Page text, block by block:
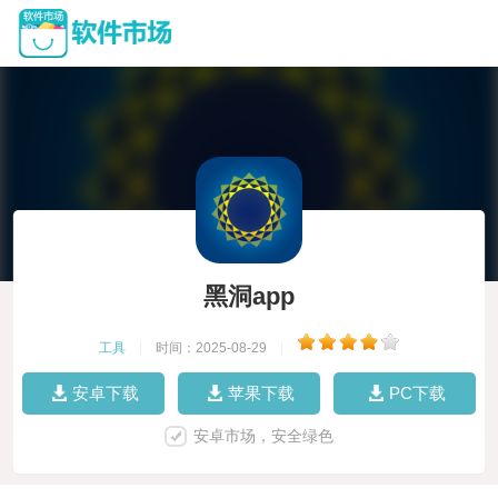
黑洞app
工具 时间：2025-08-29
安卓下载 苹果下载 PC下载
安卓市场，安全绿色